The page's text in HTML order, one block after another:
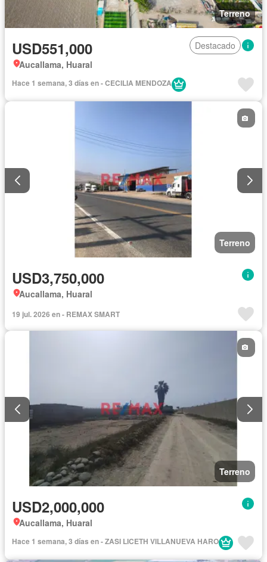
Terreno
USD551,000
Destacado
Aucallama, Huaral
Hace 1 semana, 3 días en - CECILIA MENDOZA
Terreno
USD3,750,000
Aucallama, Huaral
19 jul. 2026 en - REMAX SMART
Terreno
USD2,000,000
Aucallama, Huaral
Hace 1 semana, 3 días en - ZASI LICETH VILLANUEVA HARO